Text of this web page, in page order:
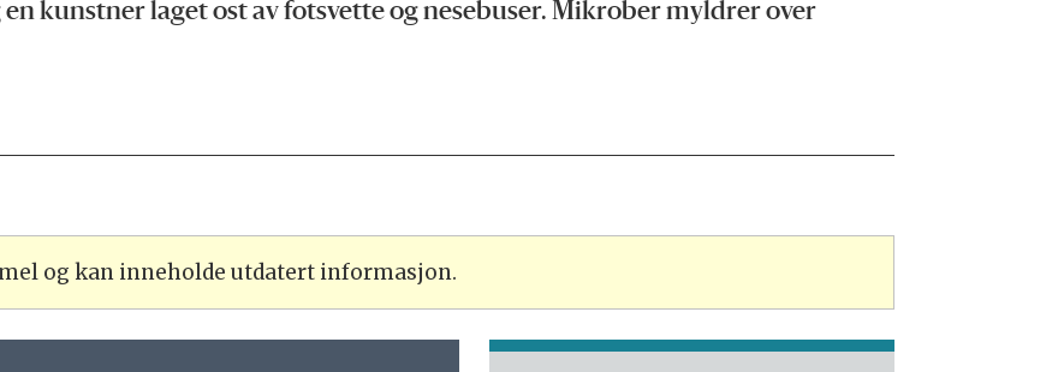
en kunstner laget ost av fotsvette og nesebuser. Mikrober myldrer over
og kan inneholde utdatert informasjon.